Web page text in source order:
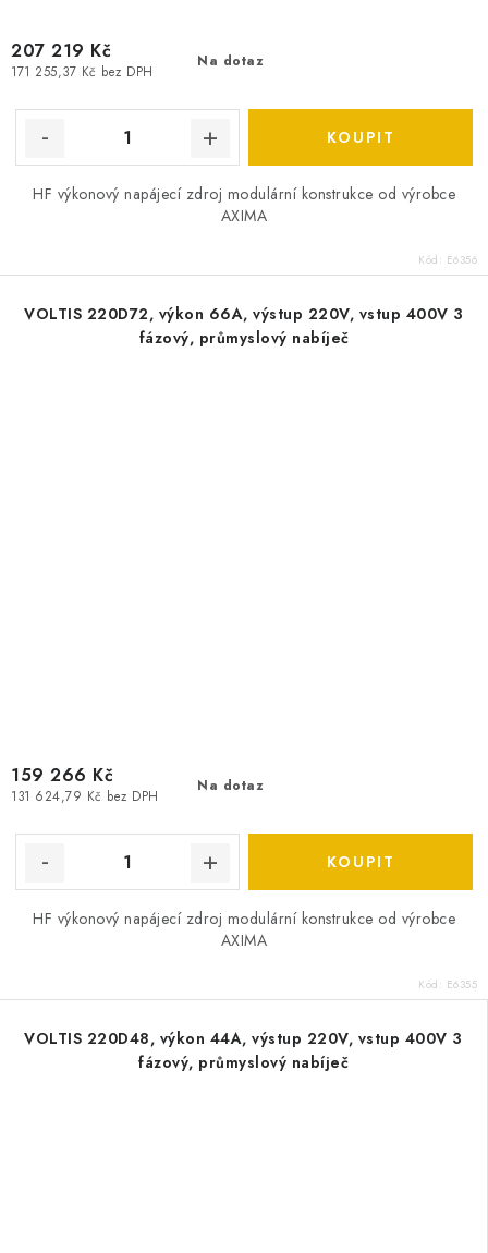
Na dotaz
171 255,37 Kč bez DPH
207 219 Kč
HF výkonový napájecí zdroj modulární konstrukce od výrobce
AXIMA
Kód: E6356
VOLTIS 220D72, výkon 66A, výstup 220V, vstup 400V 3
fázový, průmyslový nabíječ
Na dotaz
131 624,79 Kč bez DPH
159 266 Kč
HF výkonový napájecí zdroj modulární konstrukce od výrobce
AXIMA
Kód: E6355
VOLTIS 220D48, výkon 44A, výstup 220V, vstup 400V 3
fázový, průmyslový nabíječ